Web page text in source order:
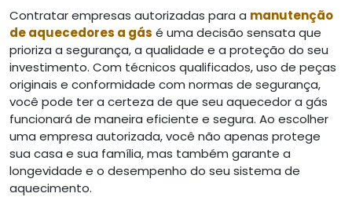
Contratar empresas autorizadas para a manutenção
de aquecedores a gás é uma decisão sensata que
prioriza a segurança, a qualidade e a proteção do seu
investimento. Com técnicos qualificados, uso de peças
originais e conformidade com normas de segurança,
você pode ter a certeza de que seu aquecedor a gás
funcionará de maneira eficiente e segura. Ao escolher
uma empresa autorizada, você não apenas protege
sua casa e sua família, mas também garante a
longevidade e o desempenho do seu sistema de
aquecimento.